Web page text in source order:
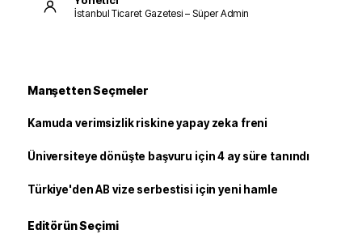
İstanbul Ticaret Gazetesi – Süper Admin
Manşetten Seçmeler
Kamuda verimsizlik riskine yapay zeka freni
Üniversiteye dönüşte başvuru için 4 ay süre tanındı
Türkiye'den AB vize serbestisi için yeni hamle
Editörün Seçimi